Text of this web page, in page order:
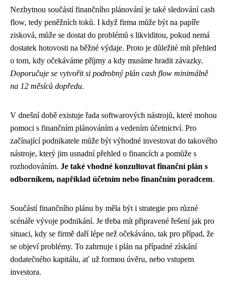
Nezbytnou součástí finančního plánování je také sledování cash
flow, tedy peněžních toků. I když firma může být na papíře
zisková, může se dostat do problémů s likviditou, pokud nemá
dostatek hotovosti na běžné výdaje. Proto je důležité mít přehled
o tom, kdy očekáváme příjmy a kdy musíme hradit závazky.
Doporučuje se vytvořit si podrobný plán cash flow minimálně
na 12 měsíců dopředu.
V dnešní době existuje řada softwarových nástrojů, které mohou
pomoci s finančním plánováním a vedením účetnictví. Pro
začínající podnikatele může být výhodné investovat do takového
nástroje, který jim usnadní přehled o financích a pomůže s
rozhodováním. Je také vhodné konzultovat finanční plán s
odborníkem, například účetním nebo finančním poradcem.
Součástí finančního plánu by měla být i strategie pro různé
scénáře vývoje podnikání. Je třeba mít připravené řešení jak pro
situaci, kdy se firmě daří lépe než očekáváno, tak pro případ, že
se objeví problémy. To zahrnuje i plán na případné získání
dodatečného kapitálu, ať už formou úvěru, nebo vstupem
investora.